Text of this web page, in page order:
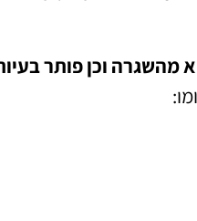
מהשגרה וכן פותר